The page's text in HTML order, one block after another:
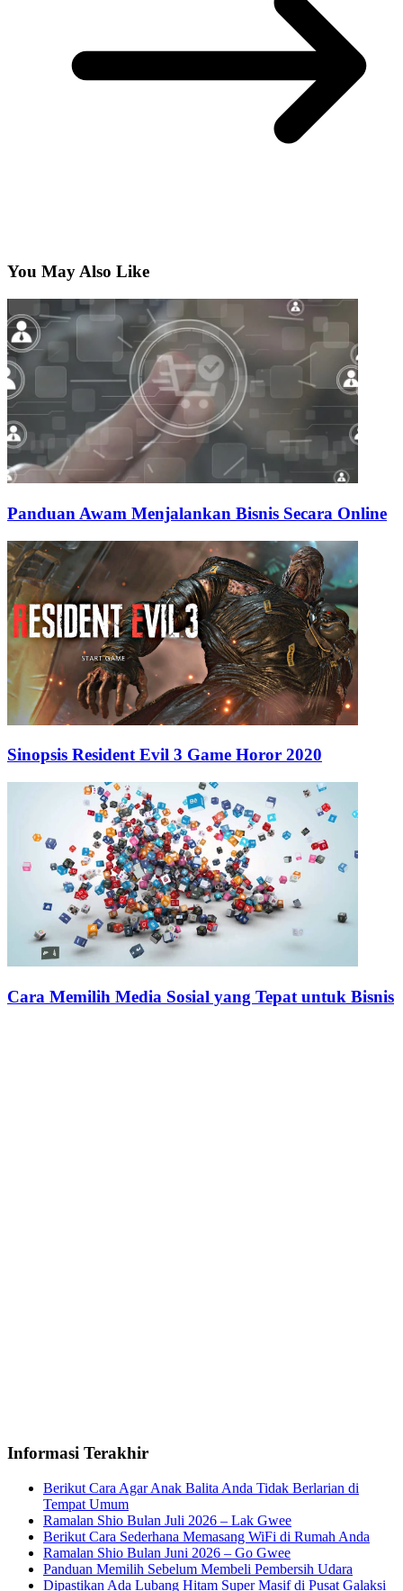
You May Also Like
Panduan Awam Menjalankan Bisnis Secara Online
Sinopsis Resident Evil 3 Game Horor 2020
Cara Memilih Media Sosial yang Tepat untuk Bisnis
Informasi Terakhir
Berikut Cara Agar Anak Balita Anda Tidak Berlarian di
Tempat Umum
Ramalan Shio Bulan Juli 2026 – Lak Gwee
Berikut Cara Sederhana Memasang WiFi di Rumah Anda
Ramalan Shio Bulan Juni 2026 – Go Gwee
Panduan Memilih Sebelum Membeli Pembersih Udara
Dipastikan Ada Lubang Hitam Super Masif di Pusat Galaksi